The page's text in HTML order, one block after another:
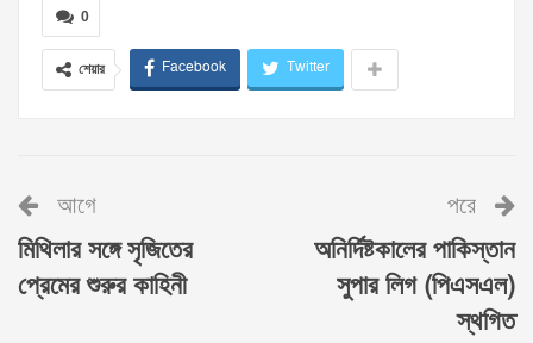
0
শেয়ার Facebook Twitter
আগে
মিথিলার সঙ্গে সৃজিতের
প্রেমের শুরুর কাহিনী
পরে
অনির্দিষ্টকালের পাকিস্তান
সুপার লিগ (পিএসএল)
স্থগিত